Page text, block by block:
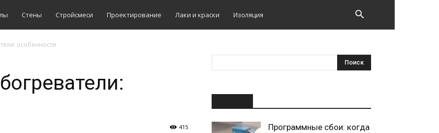
Стены Стройсмеси Проектирование Лаки и краски Изоляция
особенности
415
Программные сбои: когда